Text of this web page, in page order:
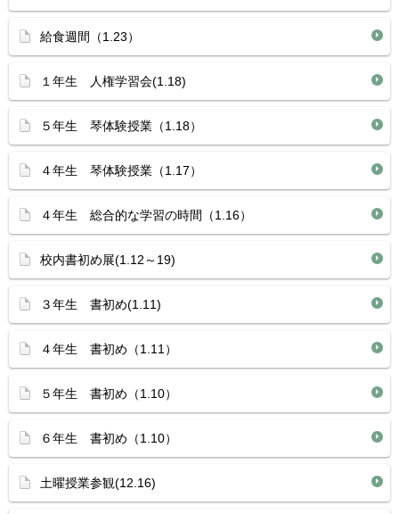
給食週間（1.23）
１年生 人権学習会(1.18)
５年生 琴体験授業（1.18）
４年生 琴体験授業（1.17）
４年生 総合的な学習の時間（1.16）
校内書初め展(1.12～19)
３年生 書初め(1.11)
４年生 書初め（1.11）
５年生 書初め（1.10）
６年生 書初め（1.10）
土曜授業参観(12.16)